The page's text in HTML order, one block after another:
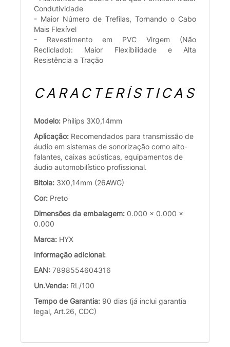
Condutividade
- Maior Número de Trefilas, Tornando o Cabo
Mais Flexível
- Revestimento em PVC Virgem (Não
Recliclado): Maior Flexibilidade e Alta
Resistência a Tração
CARACTERÍSTICAS
Modelo: Philips 3X0,14mm
Aplicação: Recomendados para transmissão de
áudio em sistemas de sonorização como alto-
falantes, caixas acústicas, equipamentos de
áudio automobilístico profissional.
Bitola: 3X0,14mm (26AWG)
Cor: Preto
Dimensões da embalagem: 0.000 x 0.000 x
0.000
Marca: HYX
Informação adicional:
EAN: 7898554604316
Un.Venda: RL/100
Tempo de Garantia: 90 dias (já inclui garantia
legal, Art.26, CDC)